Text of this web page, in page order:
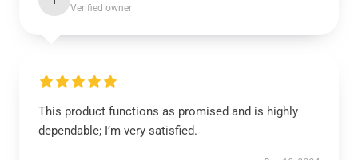
Verified owner
This product functions as promised and is highly
dependable; I’m very satisfied.